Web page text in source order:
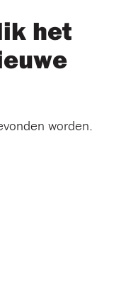
het
worden.